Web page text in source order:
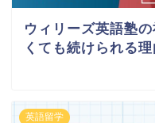
ウィリーズ英語塾
くても続けられる理
英語留学